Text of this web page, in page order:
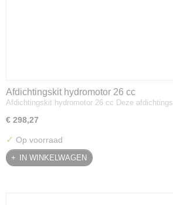
Afdichtingskit hydromotor 26 cc
Afdichtingskit hydromotor 26 cc Deze
€ 298,27
✓ Op voorraad
IN WINKELWAGEN